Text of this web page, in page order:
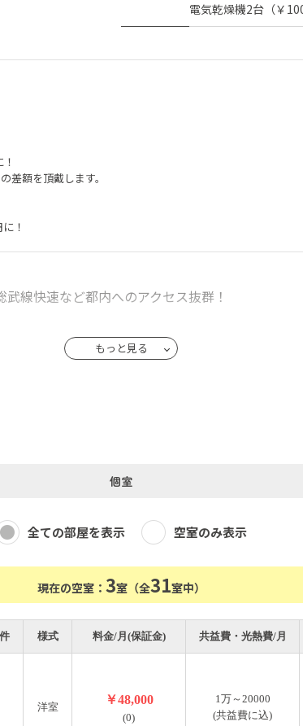
電気乾燥機2台（￥
額を頂戴します。
！
線快速など都内へのアクセス抜群！
もっと見る
個室
全ての部屋を表示 空室のみ表示
現在の空室： 3室（全31室中）
様式 料金/月(保証金) 共益費・光熱費/月
洋室
￥48,000
(0)
1万～20000
(共益費に込)